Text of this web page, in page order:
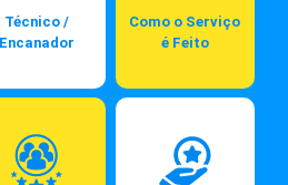
Técnico /
Encanador
Como o Serviço
é Feito